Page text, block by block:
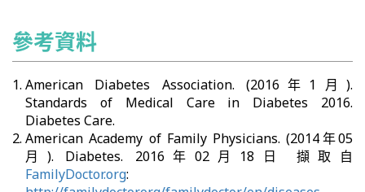
參考資料
American Diabetes Association. (2016年1月).
Standards of Medical Care in Diabetes 2016.
Diabetes Care.
American Academy of Family Physicians. (2014年05
月). Diabetes. 2016年02月18日 擷取自
FamilyDoctor.org: